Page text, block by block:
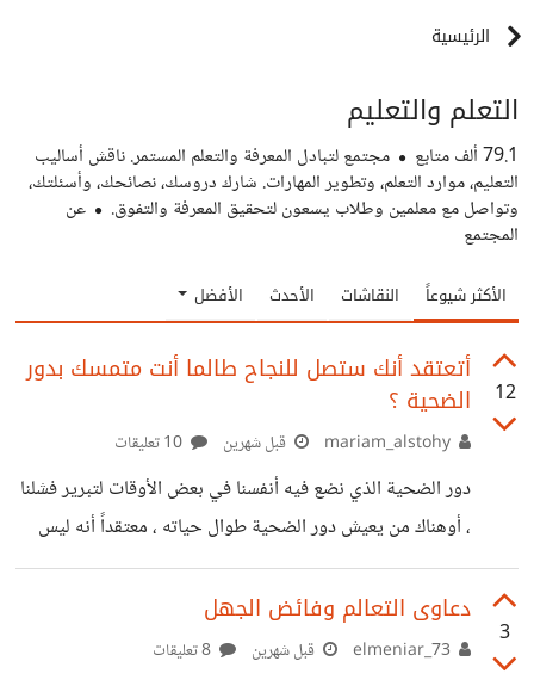
الرئيسية
التعلم والتعليم
79.1 ألف متابع
مجتمع لتبادل المعرفة والتعلم المستمر. ناقش أساليب
التعليم، موارد التعلم، وتطوير المهارات. شارك دروسك، نصائحك، وأسئلتك،
وتواصل مع معلمين وطلاب يسعون لتحقيق المعرفة والتفوق.
عن
المجتمع
الأكثر شيوعاً النقاشات الأحدث الأفضل
12
أتعتقد أنك ستصل للنجاح طالما أنت متمسك بدور
الضحية ؟
قبل شهرين
دور الضحية الذي نضع فيه أنفسنا في بعض الأوقات لتبرير فشلنا
، أوهناك من يعيش دور الضحية طوال حياته ، معتقداً أنه ليس
بذنبه أنه لم ينجح ؛ بل دائماً ما يلوم البيئة، والظروف القاسية ،
وضيق الوقت ، وعمله الشاق ، يجد دائما تبريراً لكل شيء حتى
لايكون هو المخطئ أو المذنب ، بمعنى أدق يزيح عن كاهليه
3
دعاوى التعالم وفائض الجهل
قبل شهرين